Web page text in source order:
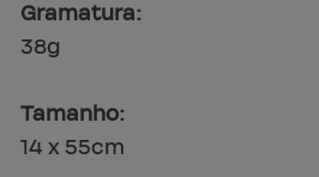
Gramatura:
38g
Tamanho:
14 x 55cm